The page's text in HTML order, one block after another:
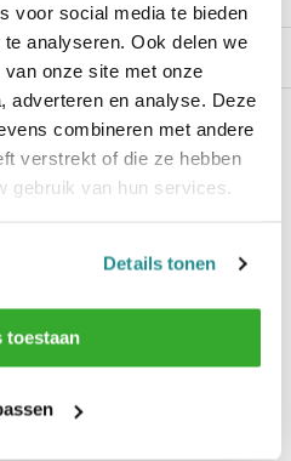
voor social media te bieden
analyseren. Ook delen we
onze site met onze
adverteren en analyse. Deze
combineren met andere
verstrekt of die ze hebben
gebruik van hun services.
Details tonen
toestaan